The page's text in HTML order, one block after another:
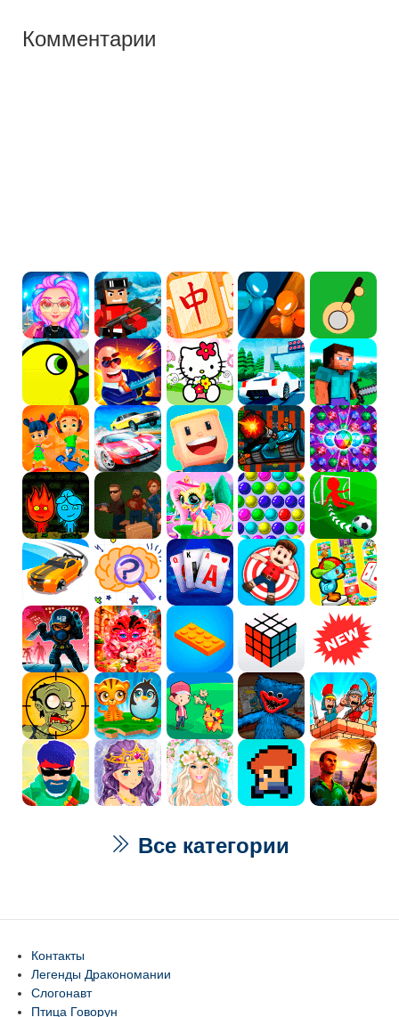
Комментарии
Все категории
Контакты
Легенды Дракономании
Слогонавт
Птица Говорун